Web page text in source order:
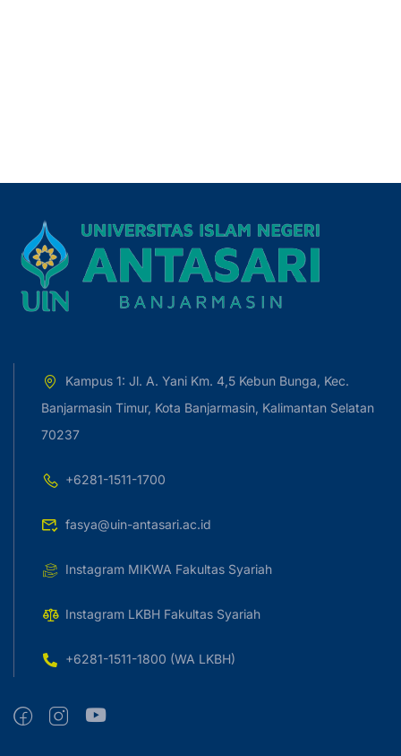
Kampus 1: Jl. A. Yani Km. 4,5 Kebun Bunga, Kec.
Banjarmasin Timur, Kota Banjarmasin, Kalimantan Selatan
70237
+6281-1511-1700
fasya@uin-antasari.ac.id
Instagram MIKWA Fakultas Syariah
Instagram LKBH Fakultas Syariah
+6281-1511-1800 (WA LKBH)